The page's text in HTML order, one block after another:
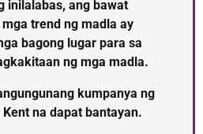
inilalabas, ang bawat
trend ng madla ay
bagong lugar para sa
ng mga madla.
kumpanya ng
na dapat bantayan.